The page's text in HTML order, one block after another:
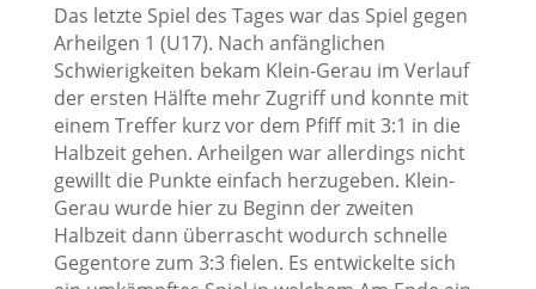
Das letzte Spiel des Tages war das Spiel gegen
Arheilgen 1 (U17). Nach anfänglichen
Schwierigkeiten bekam Klein-Gerau im Verlauf
der ersten Hälfte mehr Zugriff und konnte mit
einem Treffer kurz vor dem Pfiff mit 3:1 in die
Halbzeit gehen. Arheilgen war allerdings nicht
gewillt die Punkte einfach herzugeben. Klein-
Gerau wurde hier zu Beginn der zweiten
Halbzeit dann überrascht wodurch schnelle
Gegentore zum 3:3 fielen. Es entwickelte sich